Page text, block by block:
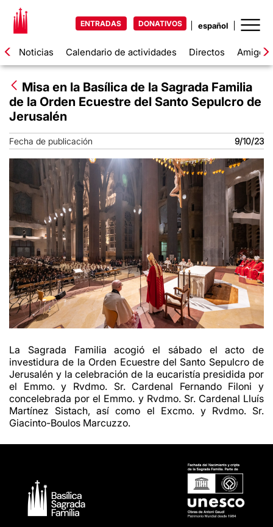
ENTRADAS DONATIVOS
Noticias Calendario de actividades Directos Amigos
Misa en la Basílica de la Sagrada Familia
de la Orden Ecuestre del Santo Sepulcro de
Jerusalén
Fecha de publicación 9/10/23
La Sagrada Familia acogió el sábado el acto de
investidura de la Orden Ecuestre del Santo Sepulcro de
Jerusalén y la celebración de la eucaristía presidida por
el Emmo. y Rvdmo. Sr. Cardenal Fernando Filoni y
concelebrada por el Emmo. y Rvdmo. Sr. Cardenal Lluís
Martínez Sistach, así como el Excmo. y Rvdmo. Sr.
Giacinto-Boulos Marcuzzo.